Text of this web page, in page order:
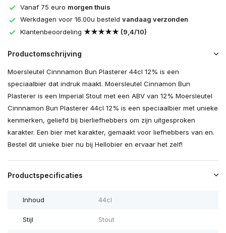
Vanaf 75 euro morgen thuis
Werkdagen voor 16.00u besteld vandaag verzonden
Klantenbeoordeling ★★★★★ (9,4/10)
Productomschrijving
Moersleutel Cinnnamon Bun Plasterer 44cl 12% is een
speciaalbier dat indruk maakt. Moersleutel Cinnamon Bun
Plasterer is een Imperial Stout met een ABV van 12% Moersleutel
Cinnnamon Bun Plasterer 44cl 12% is een speciaalbier met unieke
kenmerken, geliefd bij bierliefhebbers om zijn uitgesproken
karakter. Een bier met karakter, gemaakt voor liefhebbers van en.
Bestel dit unieke bier nu bij Hellobier en ervaar het zelf!
Productspecificaties
Inhoud 44cl
Stijl Stout